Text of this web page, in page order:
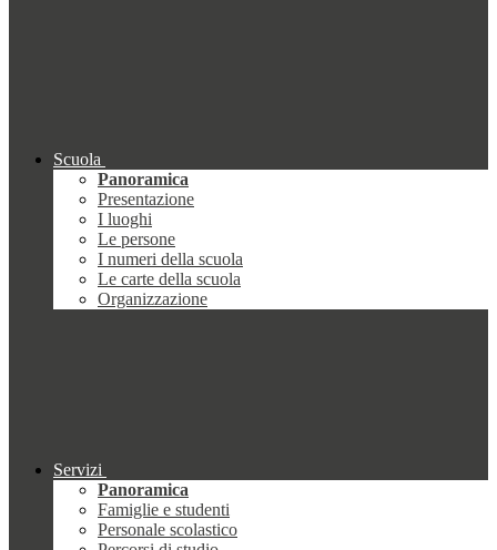
Scuola
Panoramica
Presentazione
I luoghi
Le persone
I numeri della scuola
Le carte della scuola
Organizzazione
Servizi
Panoramica
Famiglie e studenti
Personale scolastico